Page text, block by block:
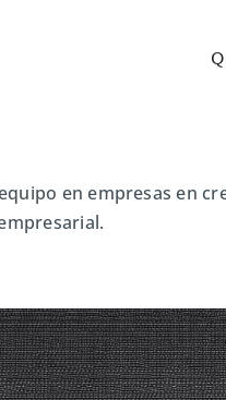
en empresas en